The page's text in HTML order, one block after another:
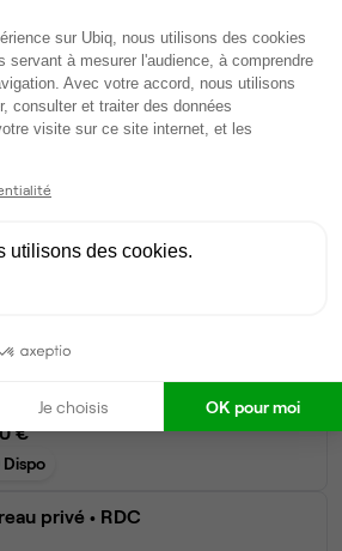
privé• 1er étage
€
privé
postes • 18 m²
€
Dispo
privé • RDC
Gestion du
sur Ubiq, nous utilisons des cookies
servant à mesurer l'audience, à comprendre
Avec votre accord, nous utilisons
consulter et traiter des données
visite sur ce site internet, et les
utilisons des cookies.
Je choisis OK pour moi